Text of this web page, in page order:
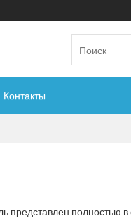
Контакты
представлен полностью